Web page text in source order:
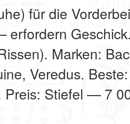
für die
erfordern
Marken:
Veredus.
Preis: Stiefel — 7